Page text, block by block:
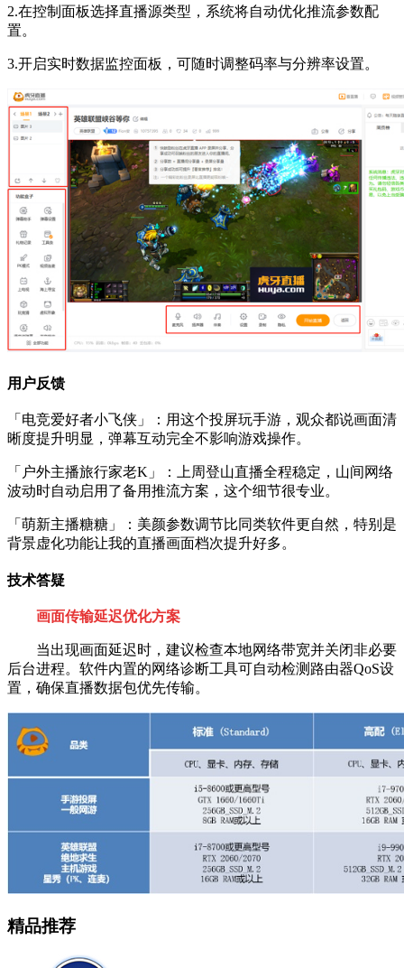
2.在控制面板选择直播源类型，系统将自动优化推流参数配
置。
3.开启实时数据监控面板，可随时调整码率与分辨率设置。
用户反馈
「电竞爱好者小飞侠」：用这个投屏玩手游，观众都说画面清
晰度提升明显，弹幕互动完全不影响游戏操作。
「户外主播旅行家老K」：上周登山直播全程稳定，山间网络
波动时自动启用了备用推流方案，这个细节很专业。
「萌新主播糖糖」：美颜参数调节比同类软件更自然，特别是
背景虚化功能让我的直播画面档次提升好多。
技术答疑
画面传输延迟优化方案
当出现画面延迟时，建议检查本地网络带宽并关闭非必要
后台进程。软件内置的网络诊断工具可自动检测路由器QoS设
置，确保直播数据包优先传输。
精品推荐